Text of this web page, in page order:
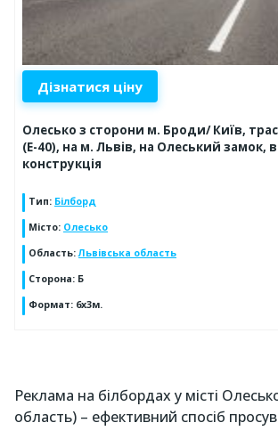
Дізнатися ціну
Олесько з сторони м. Броди/ Київ,
(Е-40), на м. Львів, на Олеський замок,
конструкція
Тип: Білборд
Місто: Олесько
Область:Львівська область
Сторона: Б
Формат: 6x3м.
Реклама на білбордах у місті
область) – ефективний спосіб